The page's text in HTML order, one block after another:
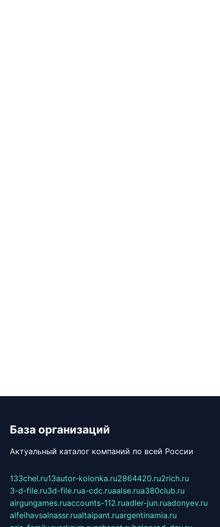
База организаций
Актуальный каталог компаний по всей России
133chel.ru13autor-kolonka.ru2864420.ru2rich.ru
3-d-file.ru3d-file.rua-cdc.ruaalse.rua380club.ru
airgungames.ruaccounts-112.ruadler-jun.ruadonyev.ru
alfeihavsalnassr.rualtaipant.ruargentinamia.ru